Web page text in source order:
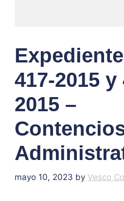
417-2015 y
2015 –
mayo 10, 2023 by Vesco